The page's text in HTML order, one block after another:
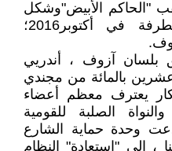
"الحاكم الأبيض"وشكل
حزب الوحدات اليمنية المتطرفة في أكتوبر2016؛
الناطق بلسان آزوف ، أندريي
بالمائة من مجندي
يعترف معظم أعضاء
الصلبة للقومية
في العام 2018 دعت وحدة حماية الشارع
، الى "استعادة" النظام